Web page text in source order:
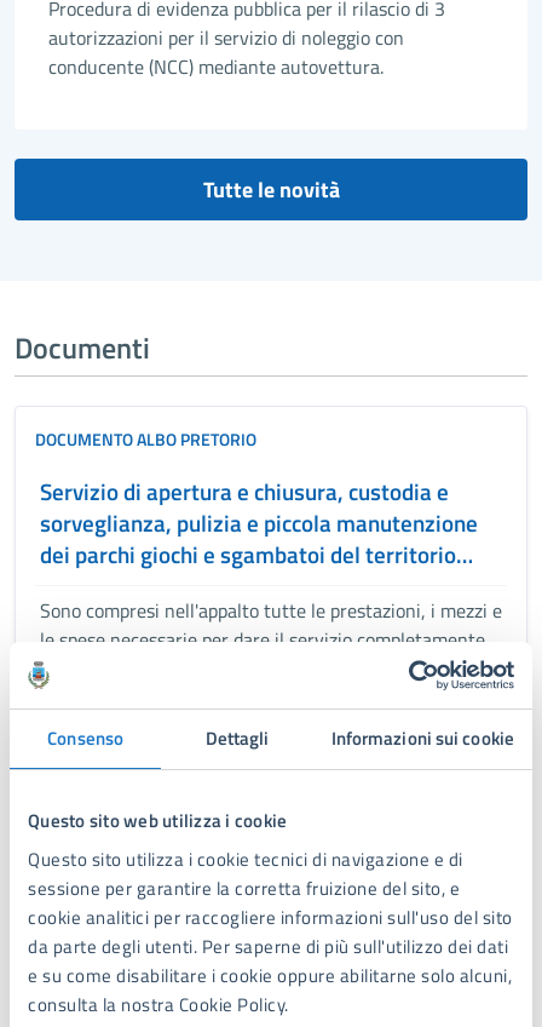
Consenso Dettagli Informazioni sui cookie
Questo sito web utilizza i cookie
Questo sito utilizza i cookie tecnici di navigazione e di
sessione per garantire la corretta fruizione del sito, e
cookie analitici per raccogliere informazioni sull'uso del sito
da parte degli utenti. Per saperne di più sull'utilizzo dei dati
e su come disabilitare i cookie oppure abilitarne solo alcuni,
consulta la nostra Cookie Policy.
Procedura di evidenza pubblica per il rilascio di 3
autorizzazioni per il servizio di noleggio con
conducente (NCC) mediante autovettura.
Tutte le novità
Documenti
DOCUMENTO ALBO PRETORIO
Servizio di apertura e chiusura, custodia e
sorveglianza, pulizia e piccola manutenzione
dei parchi giochi e sgambatoi del territorio
Sono compresi nell'appalto tutte le prestazioni, i mezzi e
le spese necessarie per dare il servizio completamente
compiuto, secondo le condizioni stabilite dal Capitolato
speciale d'appalto e nei relativi allegati.
DOCUMENTO ALBO PRETORIO
Affidamento per la gestione dei Servizi
Educativi per l’infanzia nidi comunali
Moscardino e Madre Maria per anni cinque
L’appalto ha per oggetto l’affidamento della gestione dei
servizi educativi rivolti a minori di età compresa tra i 6 e
i 36 mesi, erogati presso i nidi d’infanzia comunali
situati nel Comune di Forte dei Marmi